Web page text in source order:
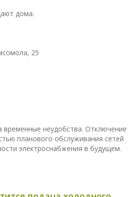
дома:
25
временные неудобства. Отключение
планового обслуживания сетей
электроснабжения в будущем.